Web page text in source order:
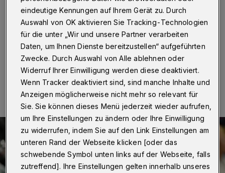
2023) mit dem deutschen Meister SC Magdeburg zu
tun. Die Partie wird um 19:05 Uhr in der Düsseldorfer
Mitsubishi Electric Halle angepfiffen.
06.04.2023 , 09:00 Uhr Eine Minute Lesezeit
eindeutige Kennungen auf Ihrem Gerät zu. Durch
Auswahl von OK aktivieren Sie Tracking-Technologien
für die unter „Wir und unsere Partner verarbeiten
Daten, um Ihnen Dienste bereitzustellen“ aufgeführten
Zwecke. Durch Auswahl von Alle ablehnen oder
Widerruf Ihrer Einwilligung werden diese deaktiviert.
Wenn Tracker deaktiviert sind, sind manche Inhalte und
Anzeigen möglicherweise nicht mehr so relevant für
Sie. Sie können dieses Menü jederzeit wieder aufrufen,
um Ihre Einstellungen zu ändern oder Ihre Einwilligung
zu widerrufen, indem Sie auf den Link Einstellungen am
unteren Rand der Webseite klicken [oder das
schwebende Symbol unten links auf der Webseite, falls
zutreffend]. Ihre Einstellungen gelten innerhalb unseres